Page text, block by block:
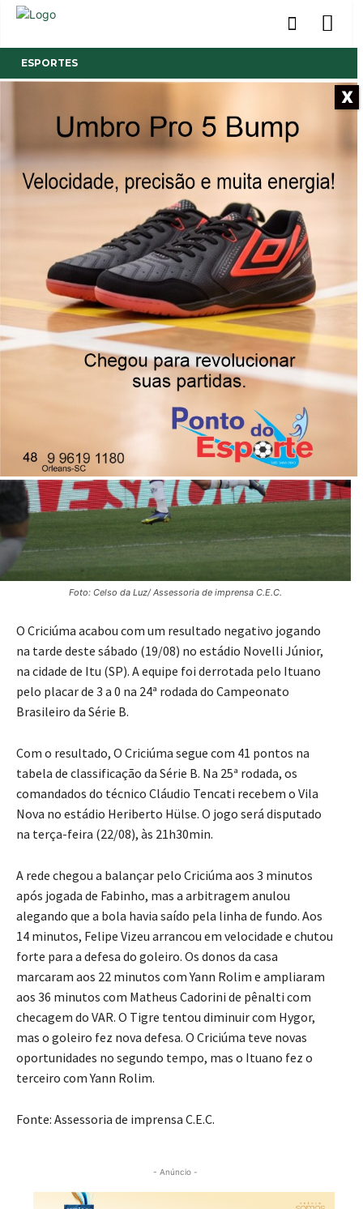
ESPORTES
Resultado negativo em Itu
Equipe foi derrotada pelo Ituano pelo placar de 3 a 0
Publicado por Reinaldo Coan 20/08/2023
Foto: Celso da Luz/ Assessoria de imprensa C.E.C.
O Criciúma acabou com um resultado negativo jogando
na tarde deste sábado (19/08) no estádio Novelli Júnior,
na cidade de Itu (SP). A equipe foi derrotada pelo Ituano
pelo placar de 3 a 0 na 24ª rodada do Campeonato
Brasileiro da Série B.
Com o resultado, O Criciúma segue com 41 pontos na
tabela de classificação da Série B. Na 25ª rodada, os
comandados do técnico Cláudio Tencati recebem o Vila
Nova no estádio Heriberto Hülse. O jogo será disputado
na terça-feira (22/08), às 21h30min.
A rede chegou a balançar pelo Criciúma aos 3 minutos
após jogada de Fabinho, mas a arbitragem anulou
alegando que a bola havia saído pela linha de fundo. Aos
14 minutos, Felipe Vizeu arrancou em velocidade e chutou
forte para a defesa do goleiro. Os donos da casa
marcaram aos 22 minutos com Yann Rolim e ampliaram
aos 36 minutos com Matheus Cadorini de pênalti com
checagem do VAR. O Tigre tentou diminuir com Hygor,
mas o goleiro fez nova defesa. O Criciúma teve novas
oportunidades no segundo tempo, mas o Ituano fez o
terceiro com Yann Rolim.
Fonte: Assessoria de imprensa C.E.C.
- Anúncio -
X